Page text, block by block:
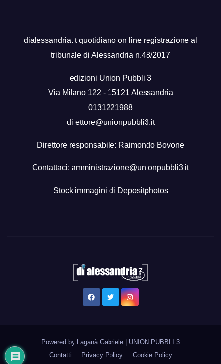
dialessandria.it quotidiano on line registrazione al
tribunale di Alessandria n.48/2017
edizioni Union Pubbli 3
Via Milano 122 - 15121 Alessandria
0131221988
direttore@unionpubbli3.it
Direttore responsabile: Raimondo Bovone
Contattaci: amministrazione@unionpubbli3.it
Stock immagini di Depositphotos
Powered by Laganà Gabriele | UNION PUBBLI 3
Contatti
Privacy Policy Cookie Policy